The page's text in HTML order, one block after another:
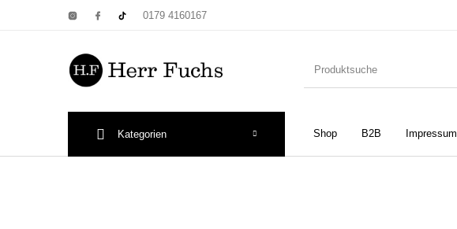
0179 4160167
Shop B2B Impressum
Kategorien